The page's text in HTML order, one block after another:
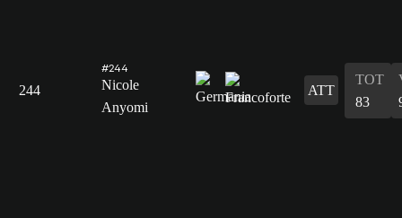
244
#244
Nicole
Anyomi
ATT
TOT
83